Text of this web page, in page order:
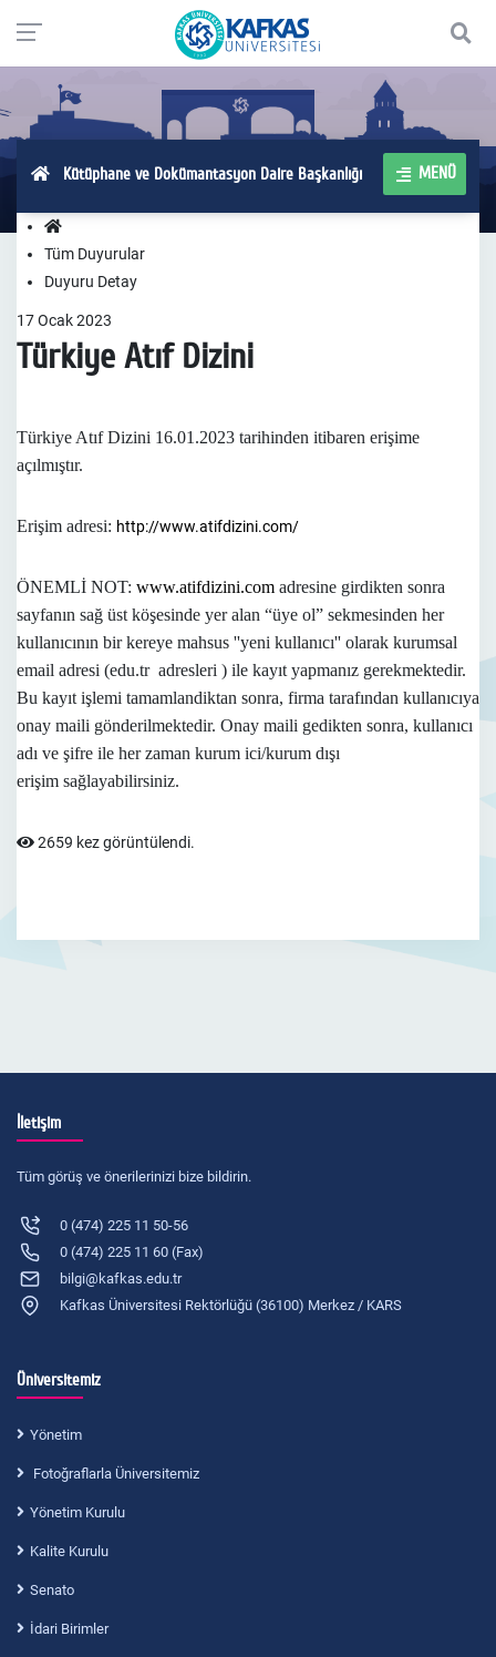
Kütüphane ve Dokümantasyon Daire Başkanlığı MENÜ
Tüm Duyurular
Duyuru Detay
17Ocak2023
Türkiye Atıf Dizini
Türkiye Atıf Dizini 16.01.2023 tarihinden itibaren erişime
açılmıştır.
Erişim adresi: http://www.atifdizini.com/
ÖNEMLİ NOT: www.atifdizini.com adresine girdikten sonra
sayfanın sağ üst köşesinde yer alan “üye ol” sekmesinden her
kullanıcının bir kereye mahsus ''yeni kullanıcı'' olarak kurumsal
email adresi (edu.tr adresleri ) ile kayıt yapmanız gerekmektedir.
Bu kayıt işlemi tamamlandiktan sonra, firma tarafından kullanıcıya
onay maili gönderilmektedir. Onay maili gedikten sonra, kullanıcı
adı ve şifre ile her zaman kurum ici/kurum dışı
erişim sağlayabilirsiniz.
2659 kez görüntülendi.
İletişim
Tüm görüş ve önerilerinizi bize bildirin.
0 (474) 225 11 50-56
0 (474) 225 11 60 (Fax)
bilgi@kafkas.edu.tr
Kafkas Üniversitesi Rektörlüğü (36100) Merkez / KARS
Üniversitemiz
Yönetim
Fotoğraflarla Üniversitemiz
Yönetim Kurulu
Kalite Kurulu
Senato
İdari Birimler